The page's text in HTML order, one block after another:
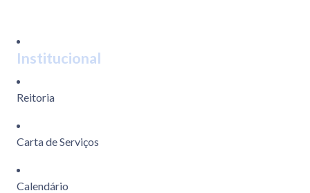
Institucional
Reitoria
Carta de Serviços
Calendário